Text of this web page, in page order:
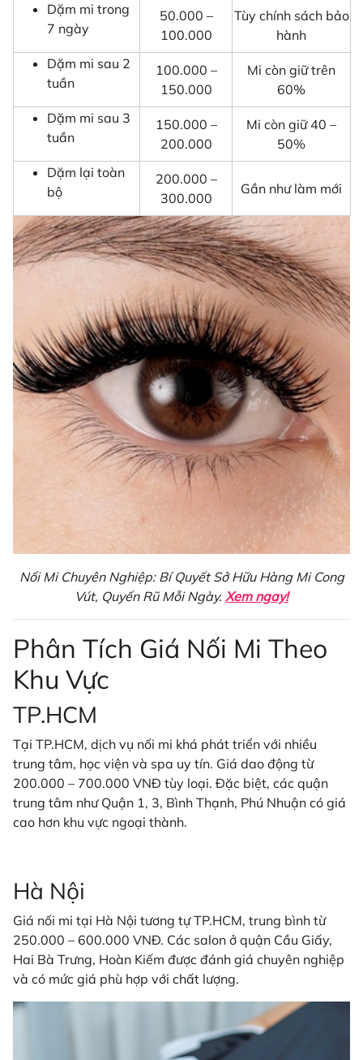
Dặm mi trong
7 ngày
50.000 –
100.000
Tùy chính sách bảo
hành
Dặm mi sau 2
tuần
100.000 –
150.000
Mi còn giữ trên
60%
Dặm mi sau 3
tuần
150.000 –
200.000
Mi còn giữ 40 –
50%
Dặm lại toàn
bộ
200.000 –
300.000
Gần như làm mới
Nối Mi Chuyên Nghiệp: Bí Quyết Sở Hữu Hàng Mi Cong
Vút, Quyến Rũ Mỗi Ngày. Xem ngay!
Phân Tích Giá Nối Mi Theo
Khu Vực
TP.HCM
Tại TP.HCM, dịch vụ nối mi khá phát triển với nhiều
trung tâm, học viện và spa uy tín. Giá dao động từ
200.000 – 700.000 VNĐ tùy loại. Đặc biệt, các quận
trung tâm như Quận 1, 3, Bình Thạnh, Phú Nhuận có giá
cao hơn khu vực ngoại thành.
Hà Nội
Giá nối mi tại Hà Nội tương tự TP.HCM, trung bình từ
250.000 – 600.000 VNĐ. Các salon ở quận Cầu Giấy,
Hai Bà Trưng, Hoàn Kiếm được đánh giá chuyên nghiệp
và có mức giá phù hợp với chất lượng.